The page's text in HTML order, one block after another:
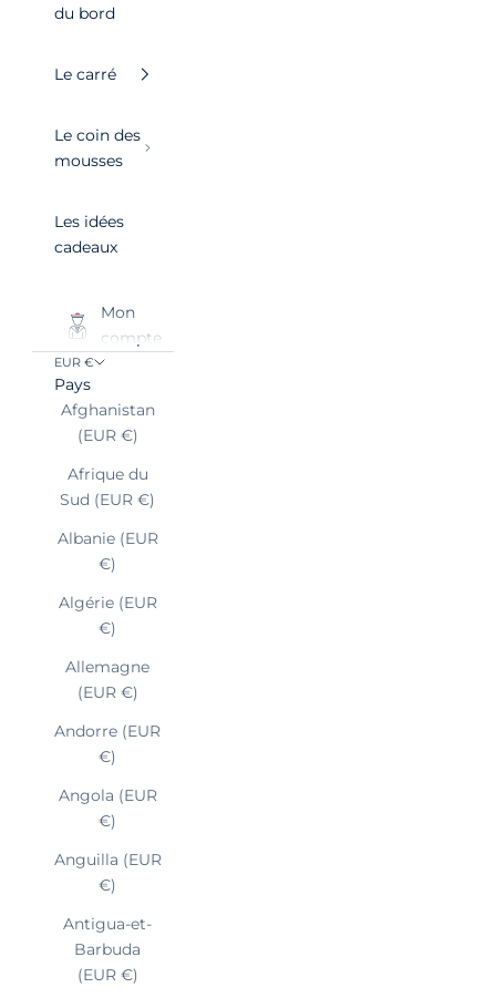
du bord
Le carré
Le coin des
mousses
Les idées
cadeaux
Mon
compte
EUR €
Pays
Afghanistan
(EUR €)
Afrique du
Sud (EUR €)
Albanie (EUR
€)
Algérie (EUR
€)
Allemagne
(EUR €)
Andorre (EUR
€)
Angola (EUR
€)
Anguilla (EUR
€)
Antigua-et-
Barbuda
(EUR €)